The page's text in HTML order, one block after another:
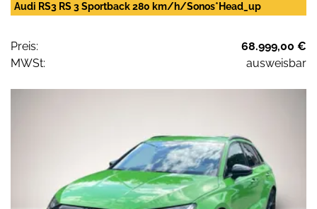
Audi RS3 RS 3 Sportback 280 km/h/Sonos*Head_up
Preis:
68.999,00 €
MWSt:
ausweisbar